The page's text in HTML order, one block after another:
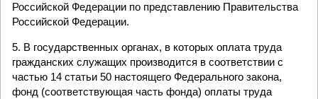
Российской Федерации по представлению Правительства
Российской Федерации.
5. В государственных органах, в которых оплата труда
гражданских служащих производится в соответствии с
частью 14 статьи 50 настоящего Федерального закона,
фонд (соответствующая часть фонда) оплаты труда